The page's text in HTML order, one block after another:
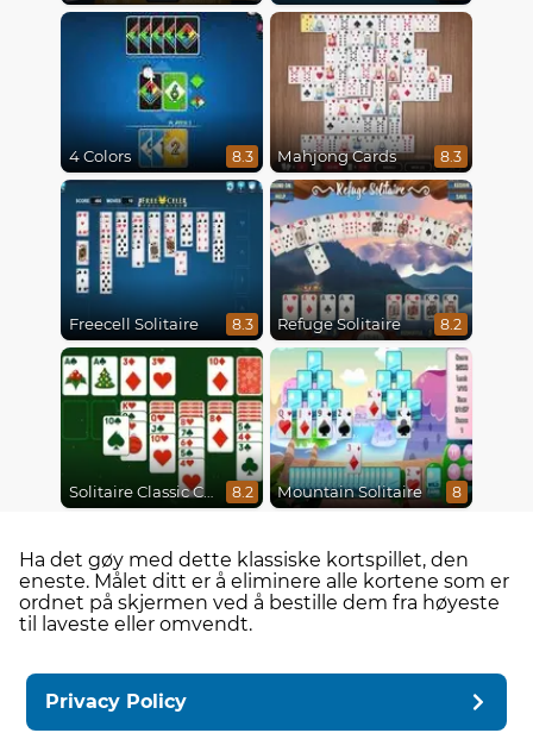
4 Colors 8.3 Mahjong Cards 8.3
Freecell Solitaire 8.3 Refuge Solitaire 8.2
Solitaire Classic Christmas 8.2 Mountain Solitaire 8
Ha det gøy med dette klassiske kortspillet, den
eneste. Målet ditt er å eliminere alle kortene som er
ordnet på skjermen ved å bestille dem fra høyeste
til laveste eller omvendt.
Privacy Policy